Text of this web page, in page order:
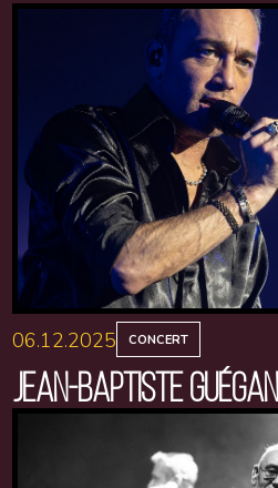
06.12.2025 CONCERT
JEAN-BAPTISTE GUÉGAN